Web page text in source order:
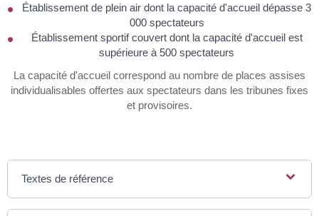
Établissement de plein air dont la capacité d'accueil dépasse 3
000 spectateurs
Établissement sportif couvert dont la capacité d'accueil est
supérieure à 500 spectateurs
La capacité d'accueil correspond au nombre de places assises
individualisables offertes aux spectateurs dans les tribunes fixes
et provisoires.
Textes de référence